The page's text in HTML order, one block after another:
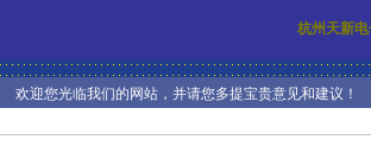
杭州天新
欢迎您光临我们的网站，并请您多提宝贵意见和建议！